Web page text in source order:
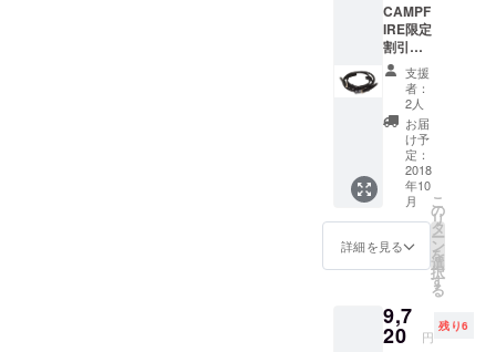
CAMPF
IRE限定
割引
25％OF
F 栃木
レザー
本革カ
メラ
ネック
スト
ラップ
８本丸
編み平
編み
【送料
無料】
ク
支援
者：
2人
お届
け予
定：
2018
年10
月
詳細を見る
こ
の
リ
タ
ー
ン
を
選
択
す
る
9,7
20 円
残り6